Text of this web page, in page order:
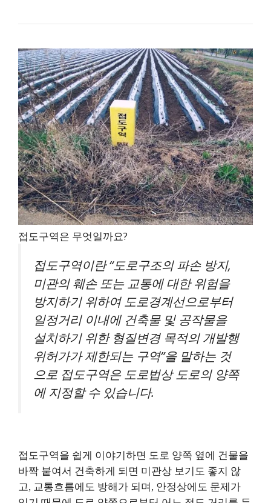
접도구역은 무엇일까요?
접도구역이란 “도로구조의 파손 방지,
미관의 훼손 또는 교통에 대한 위험을
방지하기 위하여 도로경계선으로부터
일정거리 이내에 건축물 및 공작물을
설치하기 위한 형질변경 목적의 개발행
위허가가 제한되는 구역”을 말하는 것
으로 접도구역은 도로법상 도로의 양쪽
에 지정할 수 있습니다.
접도구역을 쉽게 이야기하면 도로 양쪽 옆에 건물을
바짝 붙여서 건축하게 되면 미관상 보기도 좋지 않
고, 교통흐름에도 방해가 되며, 안정상에도 문제가